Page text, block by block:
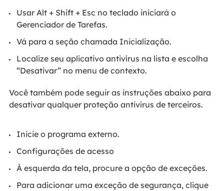
Usar Alt + Shift + Esc no teclado iniciará o
Gerenciador de Tarefas.
Vá para a seção chamada Inicialização.
Localize seu aplicativo antivírus na lista e escolha
“Desativar” no menu de contexto.
Você também pode seguir as instruções abaixo para
desativar qualquer proteção antivírus de terceiros.
Inicie o programa externo.
Configurações de acesso
À esquerda da tela, procure a opção de exceções.
Para adicionar uma exceção de segurança, clique